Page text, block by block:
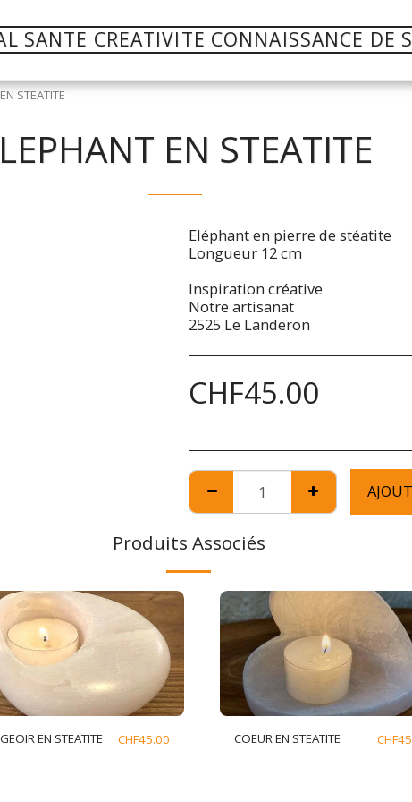
SANTE CREATIVITE CONNAISSANCE DE
STEATITE
EN STEATITE
Eléphant en pierre de stéatite
Longueur 12 cm
Inspiration créative
Notre artisanat
2525 Le Landeron
CHF45.00
Produits Associés
EN STEATITE CHF45.00 COEUR EN STEATITE CHF